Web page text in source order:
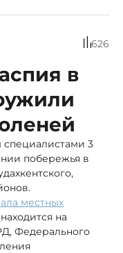
626
в
3
побережья в
местных
находится на
Федерального